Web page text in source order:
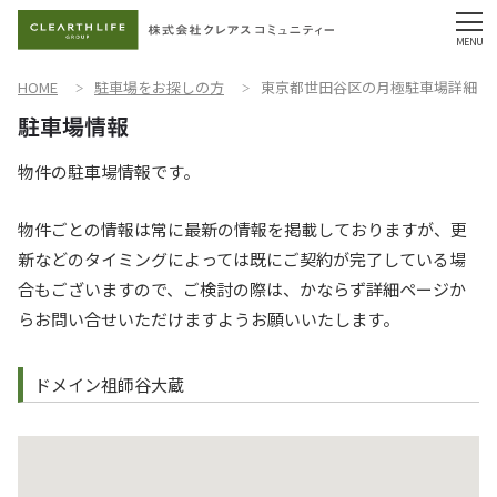
HOME 駐車場をお探しの方 東京都世田谷区の月極駐車場詳細
物件の駐車場情報です。
物件ごとの情報は常に最新の情報を掲載しておりますが、更
新などのタイミングによっては既にご契約が完了している場
合もございますので、ご検討の際は、かならず詳細ページか
らお問い合せいただけますようお願いいたします。
ドメイン祖師谷大蔵